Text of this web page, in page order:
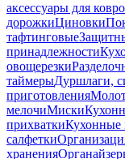
аксессуары для
дорожкиЦиновки
тафтинговые
принадлежности
овощерезки
таймерыДуршлаги,
приготовления
мелочиМиски
прихваткиКухонные
салфетки
хранения